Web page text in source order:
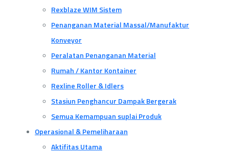
Rexblaze WIM Sistem
Penanganan Material Massal/Manufaktur
Konveyor
Peralatan Penanganan Material
Rumah / Kantor Kontainer
Rexline Roller & Idlers
Stasiun Penghancur Dampak Bergerak
Semua Kemampuan suplai Produk
Operasional & Pemeliharaan
Aktifitas Utama